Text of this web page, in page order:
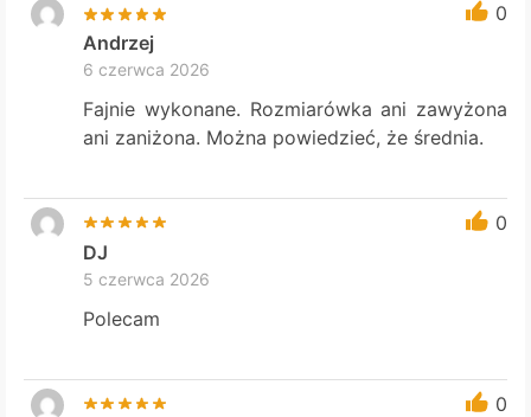
0
Andrzej
6 czerwca 2026
Fajnie wykonane. Rozmiarówka ani zawyżona
ani zaniżona. Można powiedzieć, że średnia.
0
DJ
5 czerwca 2026
Polecam
0